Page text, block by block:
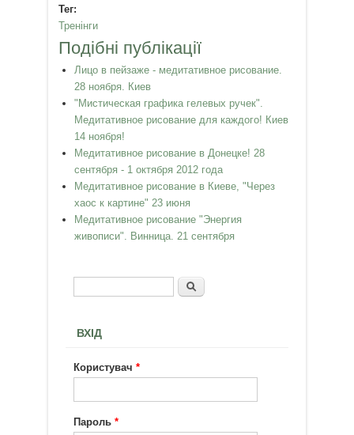
Тег:
Тренінги
Подібні публікації
Лицо в пейзаже - медитативное рисование.
28 ноября. Киев
"Мистическая графика гелевых ручек".
Медитативное рисование для каждого! Киев
14 ноября!
Медитативное рисование в Донецке! 28
сентября - 1 октября 2012 года
Медитативное рисование в Киеве, "Через
хаос к картине" 23 июня
Медитативное рисование "Энергия
живописи". Винница. 21 сентября
Пошукова форма
Пошук
ВХІД
Користувач*
Пароль*